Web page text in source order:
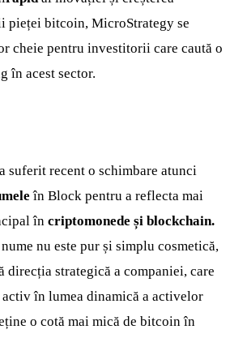
pieței bitcoin, MicroStrategy se
cheie pentru investitorii care caută o
în acest sector.
suferit recent o schimbare atunci
în Block pentru a reflecta mai
în criptomonede și blockchain.
nu este pur și simplu cosmetică,
direcția strategică a companiei, care
în lumea dinamică a activelor
o cotă mai mică de bitcoin în